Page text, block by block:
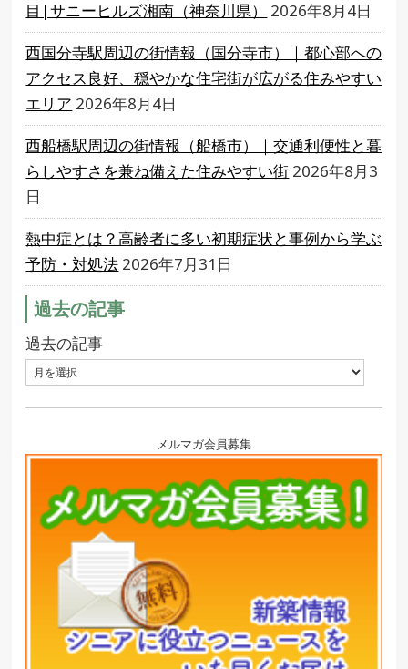
目|サニーヒルズ湘南（神奈川県）
2026年8月4日
西国分寺駅周辺の街情報（国分寺市）｜都心部への
アクセス良好、穏やかな住宅街が広がる住みやすい
エリア 2026年8月4日
西船橋駅周辺の街情報（船橋市）｜交通利便性と暮
らしやすさを兼ね備えた住みやすい街 2026年8月3
日
熱中症とは？高齢者に多い初期症状と事例から学ぶ
予防・対処法 2026年7月31日
過去の記事
過去の記事
メルマガ会員募集